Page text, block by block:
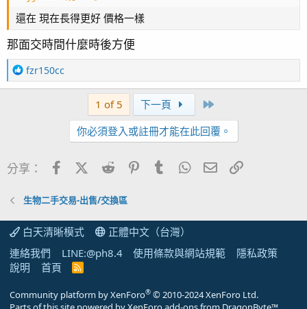
還在 現在長得更好 價格一樣
那面交時間什麼時後方便
R
e
s
fzr150cc
1 of 5 下一頁
你必須登入或註冊才能在此回覆。
分享： FacebookX (Twitter)
Reddit PinterestTumblrWhatsApp電子郵件
生物二手交易-出售/交換區
白天清晰模式
正體中文（台灣）
連絡我們
LINE:@ph8.4 使用條款與網站規範
隱私政策
說明
首頁
R
Community platform by XenForo® © 2010-2024 XenForo Ltd.